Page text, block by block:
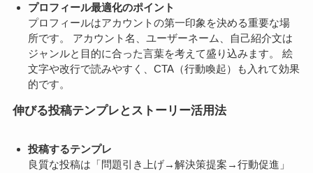
プロフィール最適化のポイント
プロフィールはアカウントの第一印象を決める重要な場
所です。 アカウント名、ユーザーネーム、自己紹介文は
ジャンルと目的に合った言葉を考えて盛り込みます。 絵
文字や改行で読みやすく、CTA（行動喚起）も入れて効果
的です。
伸びる投稿テンプレとストーリー活用法
投稿するテンプレ
良質な投稿は「問題引き上げ→解決策提案→行動促進」